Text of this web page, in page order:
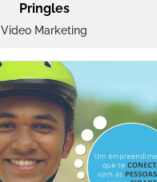
Pringles
Vídeo Marketing